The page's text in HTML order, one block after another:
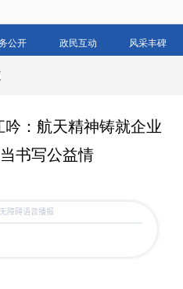
公开 政民互动 风采丰碑
：航天精神铸就企业
书写公益情